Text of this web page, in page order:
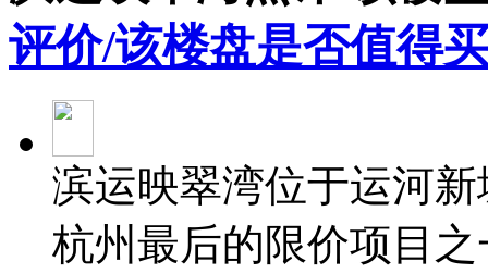
评价/该楼盘是否值得
滨运映翠湾位于运河
杭州最后的限价项目之